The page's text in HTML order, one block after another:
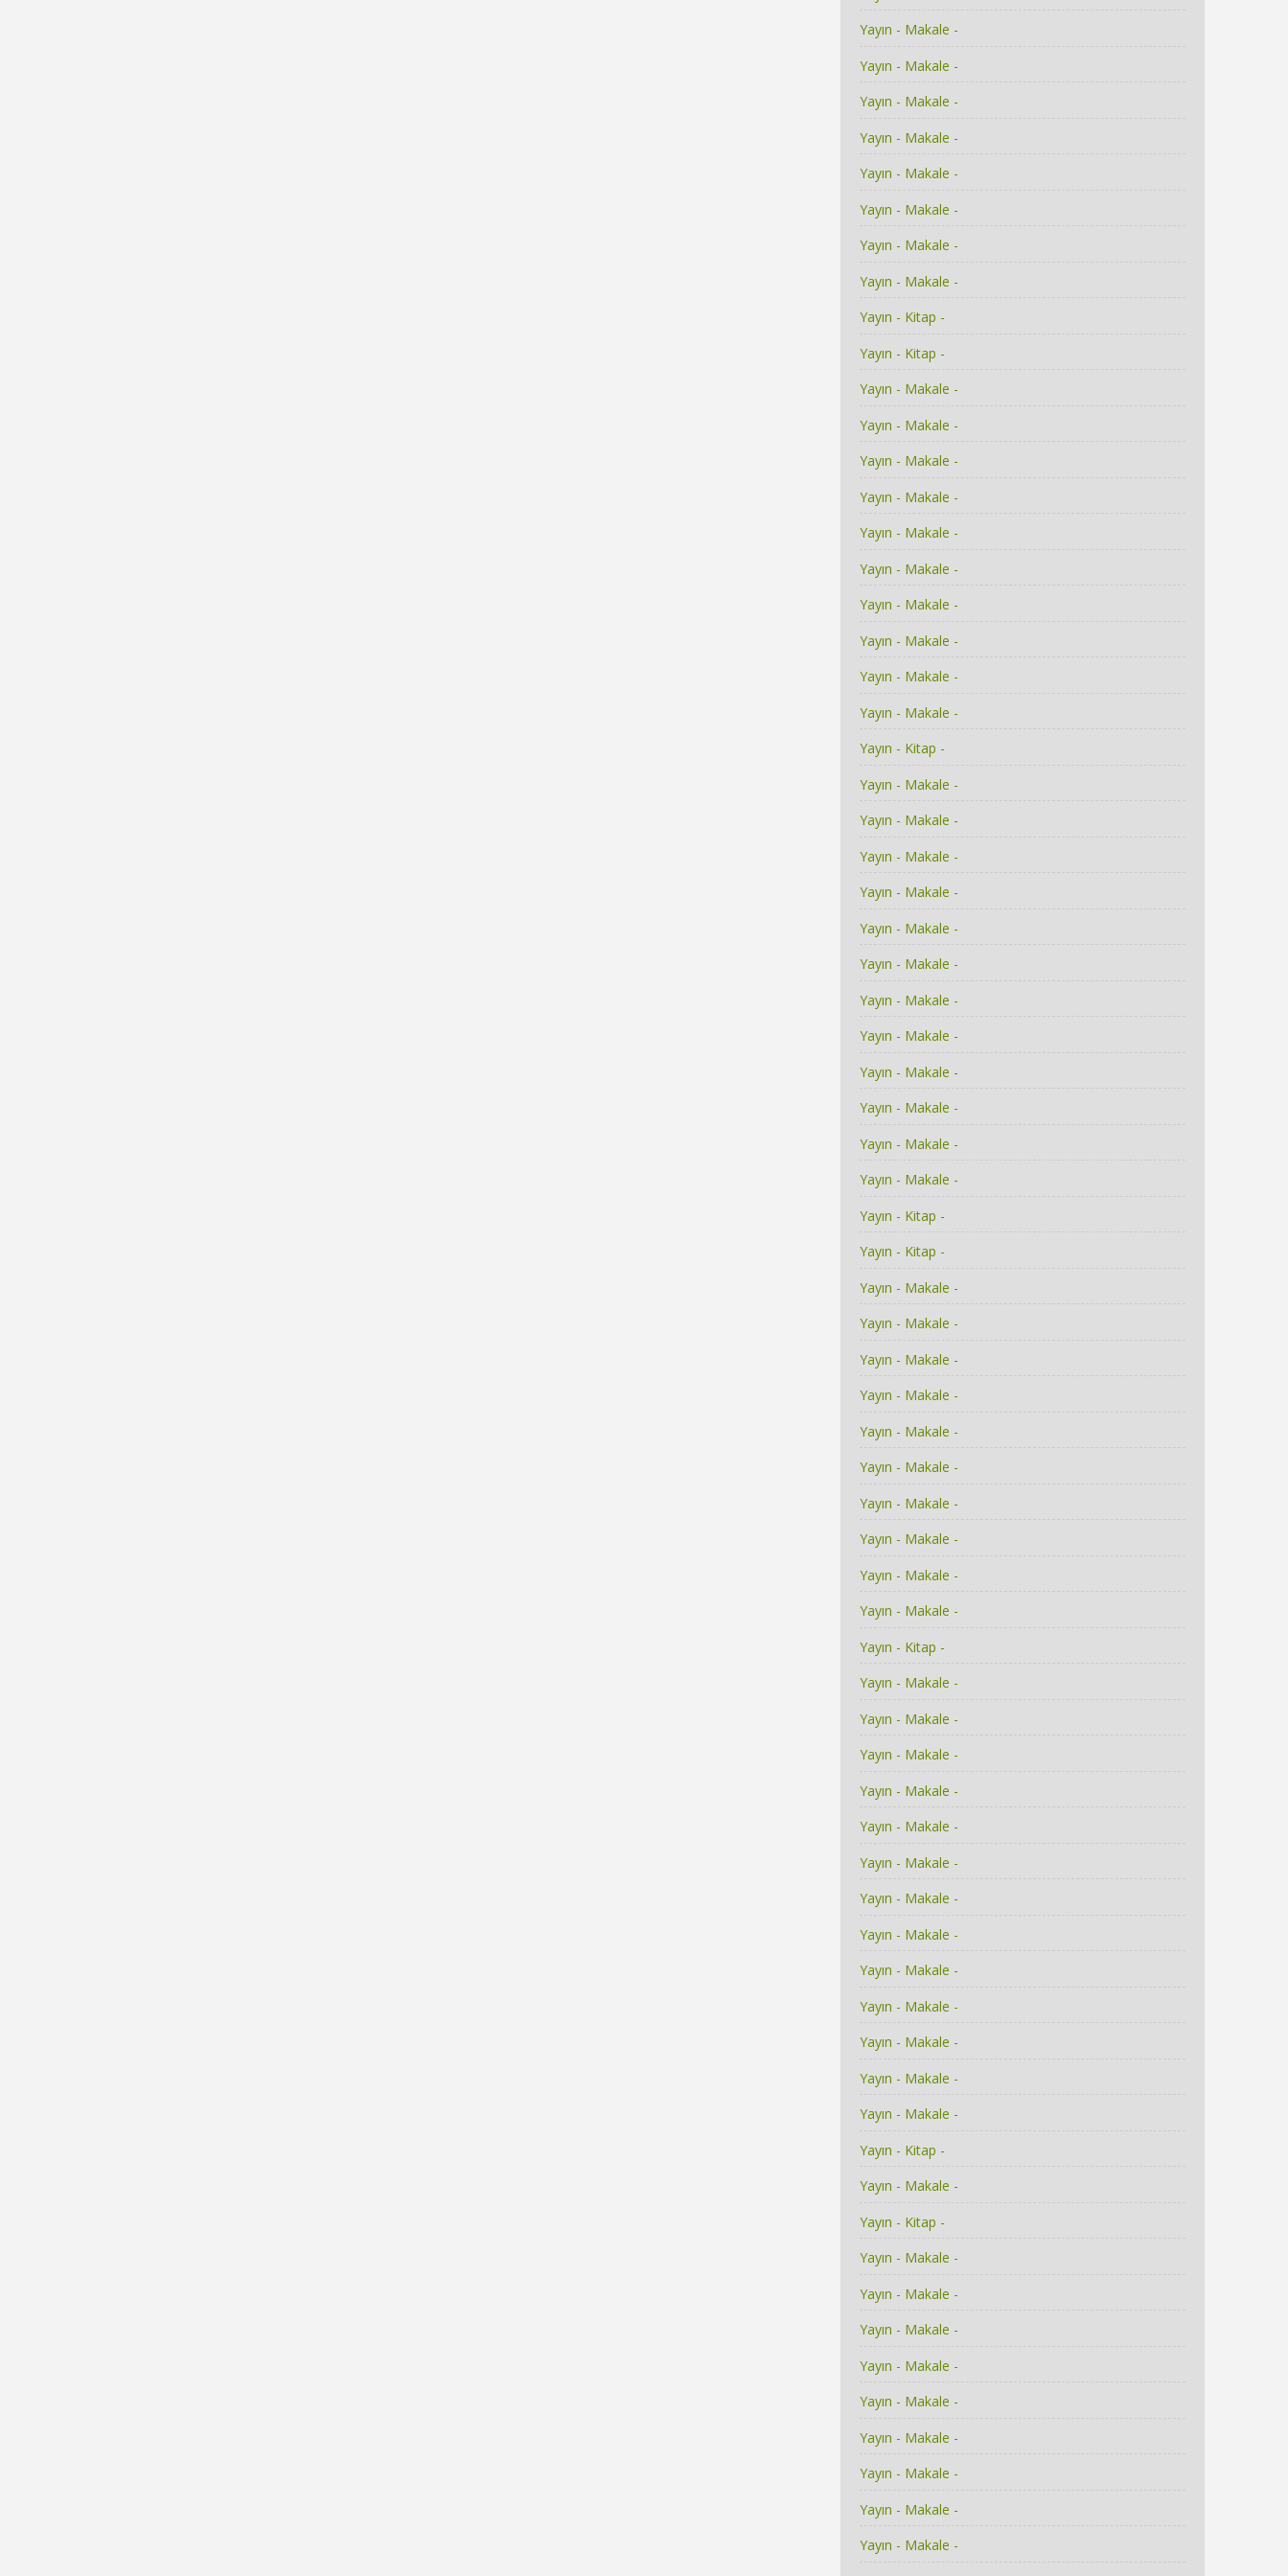
Yayın - Makale -
Yayın - Makale -
Yayın - Makale -
Yayın - Makale -
Yayın - Makale -
Yayın - Makale -
Yayın - Makale -
Yayın - Makale -
Yayın - Kitap -
Yayın - Kitap -
Yayın - Makale -
Yayın - Makale -
Yayın - Makale -
Yayın - Makale -
Yayın - Makale -
Yayın - Makale -
Yayın - Makale -
Yayın - Makale -
Yayın - Makale -
Yayın - Makale -
Yayın - Kitap -
Yayın - Makale -
Yayın - Makale -
Yayın - Makale -
Yayın - Makale -
Yayın - Makale -
Yayın - Makale -
Yayın - Makale -
Yayın - Makale -
Yayın - Makale -
Yayın - Makale -
Yayın - Makale -
Yayın - Makale -
Yayın - Kitap -
Yayın - Kitap -
Yayın - Makale -
Yayın - Makale -
Yayın - Makale -
Yayın - Makale -
Yayın - Makale -
Yayın - Makale -
Yayın - Makale -
Yayın - Makale -
Yayın - Makale -
Yayın - Makale -
Yayın - Kitap -
Yayın - Makale -
Yayın - Makale -
Yayın - Makale -
Yayın - Makale -
Yayın - Makale -
Yayın - Makale -
Yayın - Makale -
Yayın - Makale -
Yayın - Makale -
Yayın - Makale -
Yayın - Makale -
Yayın - Makale -
Yayın - Makale -
Yayın - Kitap -
Yayın - Makale -
Yayın - Kitap -
Yayın - Makale -
Yayın - Makale -
Yayın - Makale -
Yayın - Makale -
Yayın - Makale -
Yayın - Makale -
Yayın - Makale -
Yayın - Makale -
Yayın - Makale -